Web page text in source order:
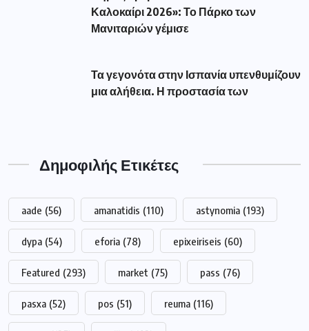
Καλοκαίρι 2026»: Το Πάρκο των
Μανιταριών γέμισε
Τα γεγονότα στην Ισπανία υπενθυμίζουν
μια αλήθεια. Η προστασία των
Δημοφιλής Ετικέτες
aade (56) amanatidis (110) astynomia (193)
dypa (54) eforia (78) epixeiriseis (60)
Featured (293) market (75) pass (76)
pasxa (52) pos (51) reuma (116)